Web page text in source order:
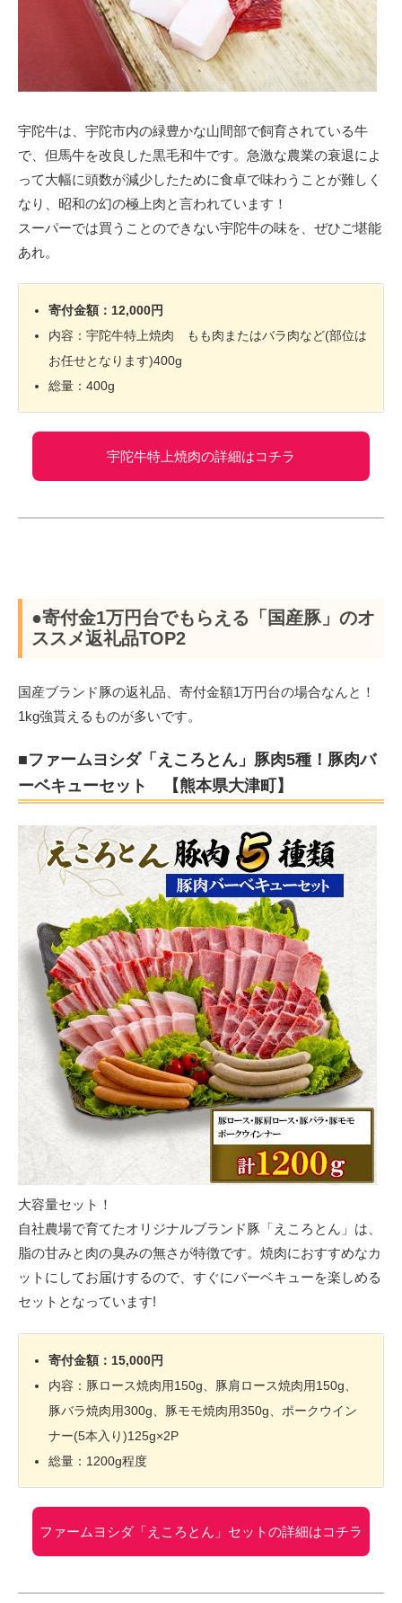
宇陀牛は、宇陀市内の緑豊かな山間部で飼育されている牛
で、但馬牛を改良した黒毛和牛です。急激な農業の衰退によ
って大幅に頭数が減少したために食卓で味わうことが難しく
なり、昭和の幻の極上肉と言われています！
スーパーでは買うことのできない宇陀牛の味を、ぜひご堪能
あれ。
寄付金額：12,000円
内容：宇陀牛特上焼肉 もも肉またはバラ肉など(部位は
お任せとなります)400g
総量：400g
宇陀牛特上焼肉の詳細はコチラ
●寄付金1万円台でもらえる「国産豚」のオ
ススメ返礼品TOP2
国産ブランド豚の返礼品、寄付金額1万円台の場合なんと！
1kg強貰えるものが多いです。
■ファームヨシダ「えころとん」豚肉5種！豚肉バ
ーベキューセット 【熊本県大津町】
大容量セット！
自社農場で育てたオリジナルブランド豚「えころとん」は、
脂の甘みと肉の臭みの無さが特徴です。焼肉におすすめなカ
ットにしてお届けするので、すぐにバーベキューを楽しめる
セットとなっています!
寄付金額：15,000円
内容：豚ロース焼肉用150g、豚肩ロース焼肉用150g、
豚バラ焼肉用300g、豚モモ焼肉用350g、ポークウイン
ナー(5本入り)125g×2P
総量：1200g程度
ファームヨシダ「えころとん」セットの詳細はコチラ